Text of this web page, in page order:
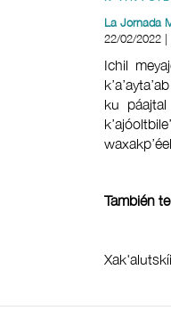
La Jornada
22/02/2022 |
Ichil
ku
También